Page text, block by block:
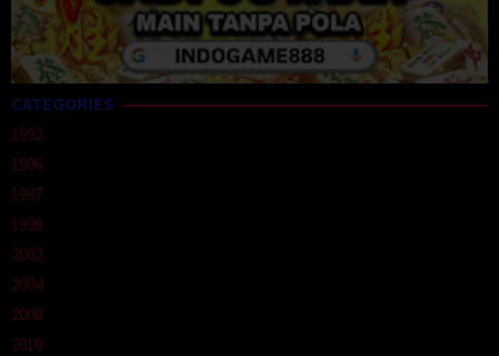
CATEGORIES
1992
1996
1997
1999
2002
2004
2008
2010